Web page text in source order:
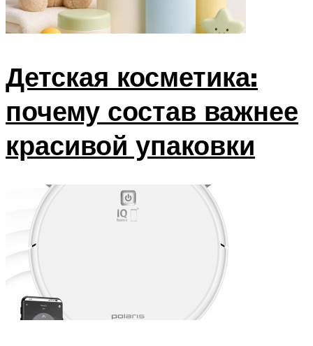
Детская косметика:
почему состав важнее
красивой упаковки